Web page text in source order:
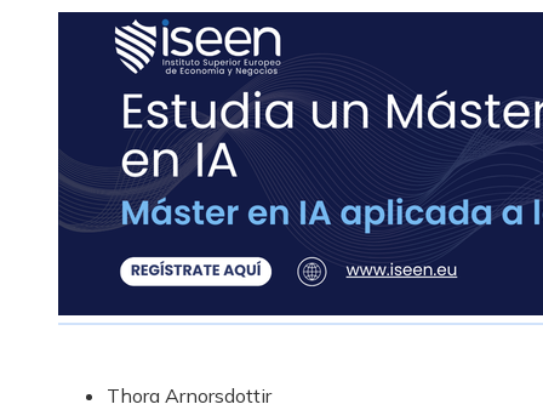
Thora Arnorsdottir